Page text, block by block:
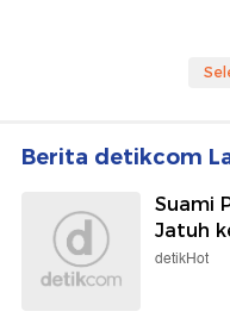
Berita detikcom
Suami
Jatuh
detikHot